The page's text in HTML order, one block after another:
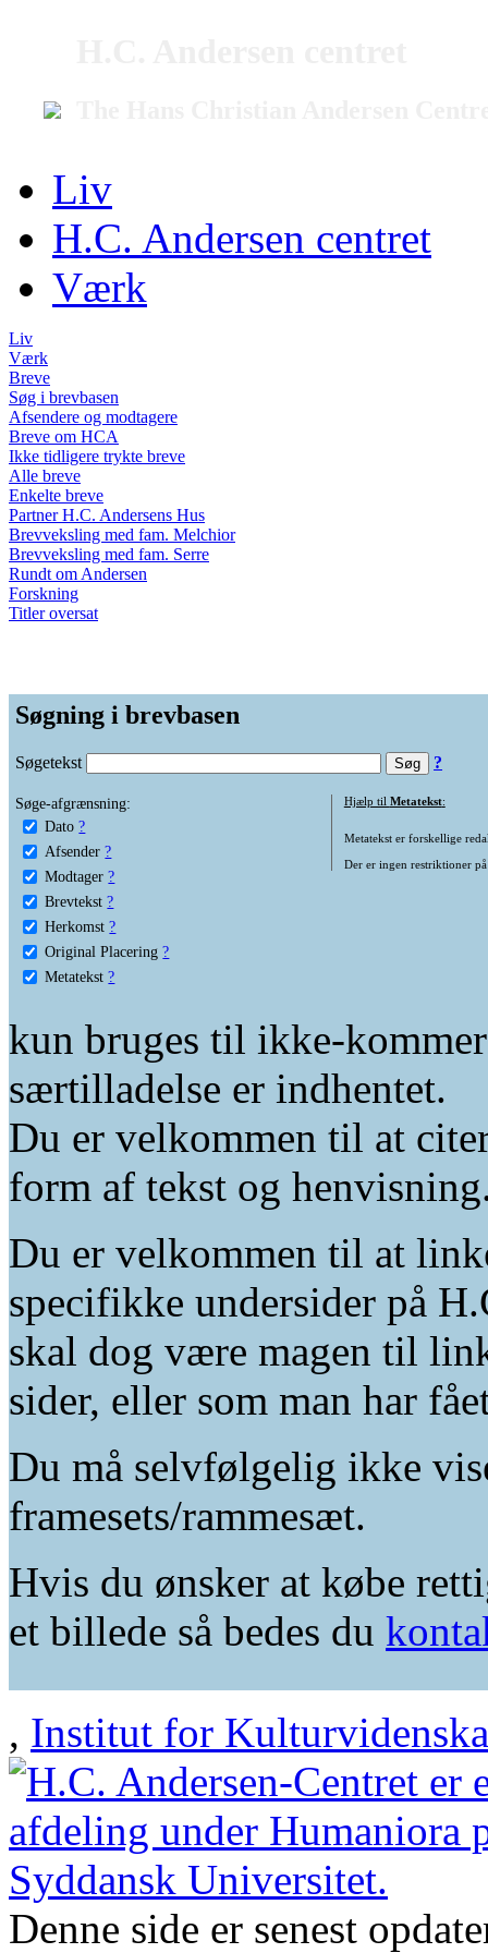
Liv
H.C. Andersen centret
Værk
Liv
Værk
Breve
Søg i brevbasen
Afsendere og modtagere
Breve om HCA
Ikke tidligere trykte breve
Alle breve
Enkelte breve
Partner H.C. Andersens Hus
Brevveksling med fam. Melchior
Brevveksling med fam. Serre
Rundt om Andersen
Forskning
Titler oversat
Søgning i brevbasen
Søgetekst ?
Søge-afgrænsning:
Dato ?
Afsender ?
Modtager ?
Brevtekst ?
Herkomst ?
Original Placering ?
Metatekst ?
Hjælp til Metatekst:
Metatekst er forskellige
Der er ingen restriktioner
kun bruges til ikke-
særtilladelse er indhentet.
Du er velkommen til at
form af tekst og
Du er velkommen til at
specifikke undersider på
skal dog være magen til
sider, eller som man har
Du må selvfølgelig ikke
framesets/rammesæt.
Hvis du ønsker at købe
et billede så bedes du
, Institut for
Denne side er senest